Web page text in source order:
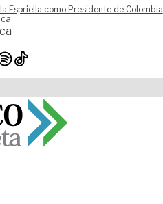
Espriella como Presidente de Colombia